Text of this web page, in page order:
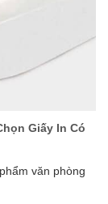
Giấy In Có
văn phòng